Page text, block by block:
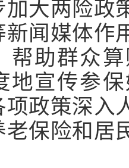
加大两险政
新闻媒体作
帮助群众
地宣传参
项政策深入
老保险和居